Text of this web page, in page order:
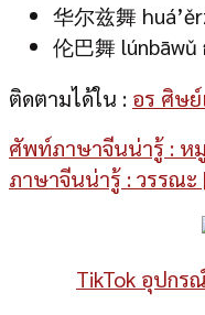
华尔兹舞
伦巴舞
ติดตามได้ใน : อร ศิษย์
ศัพท์ภาษาจีนน่ารู้ : ห
ภาษาจีนน่ารู้ : วรรณะ
TikTok อุปกร